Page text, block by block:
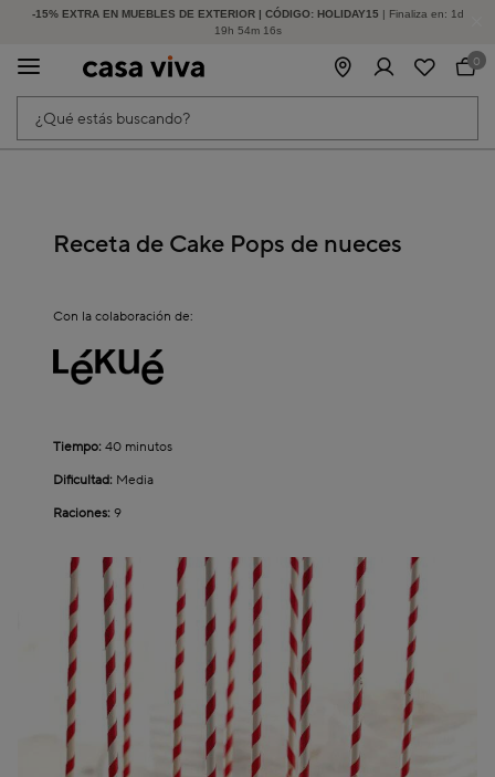
-15% EXTRA EN MUEBLES DE EXTERIOR | CÓDIGO: HOLIDAY15 | Finaliza en: 1d
19h 54m 16s
HASTA -60% DE DESCUENTO | SEGUNDAS REBAJAS
¿Qué estás buscando?
0
Receta de Cake Pops de nueces
Con la colaboración de:
Tiempo: 40 minutos
Dificultad: Media
Raciones: 9